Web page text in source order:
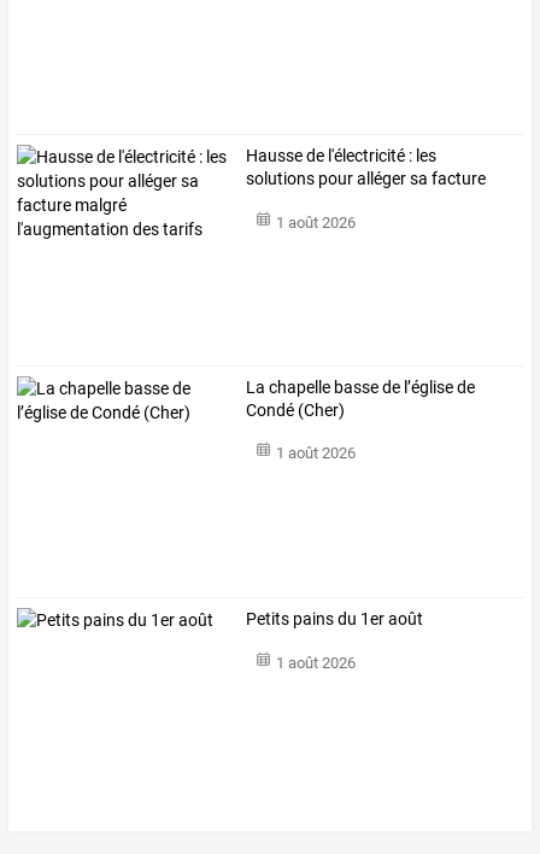
Haussede l'électricité : les
solutions pourallégersa facture
1 août 2026
La chapelle basse de l’église de
Condé (Cher)
1 août 2026
Petits pains du 1er août
1 août 2026